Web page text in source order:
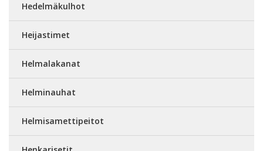
Hedelmäkulhot
Heijastimet
Helmalakanat
Helminauhat
Helmisamettipeitot